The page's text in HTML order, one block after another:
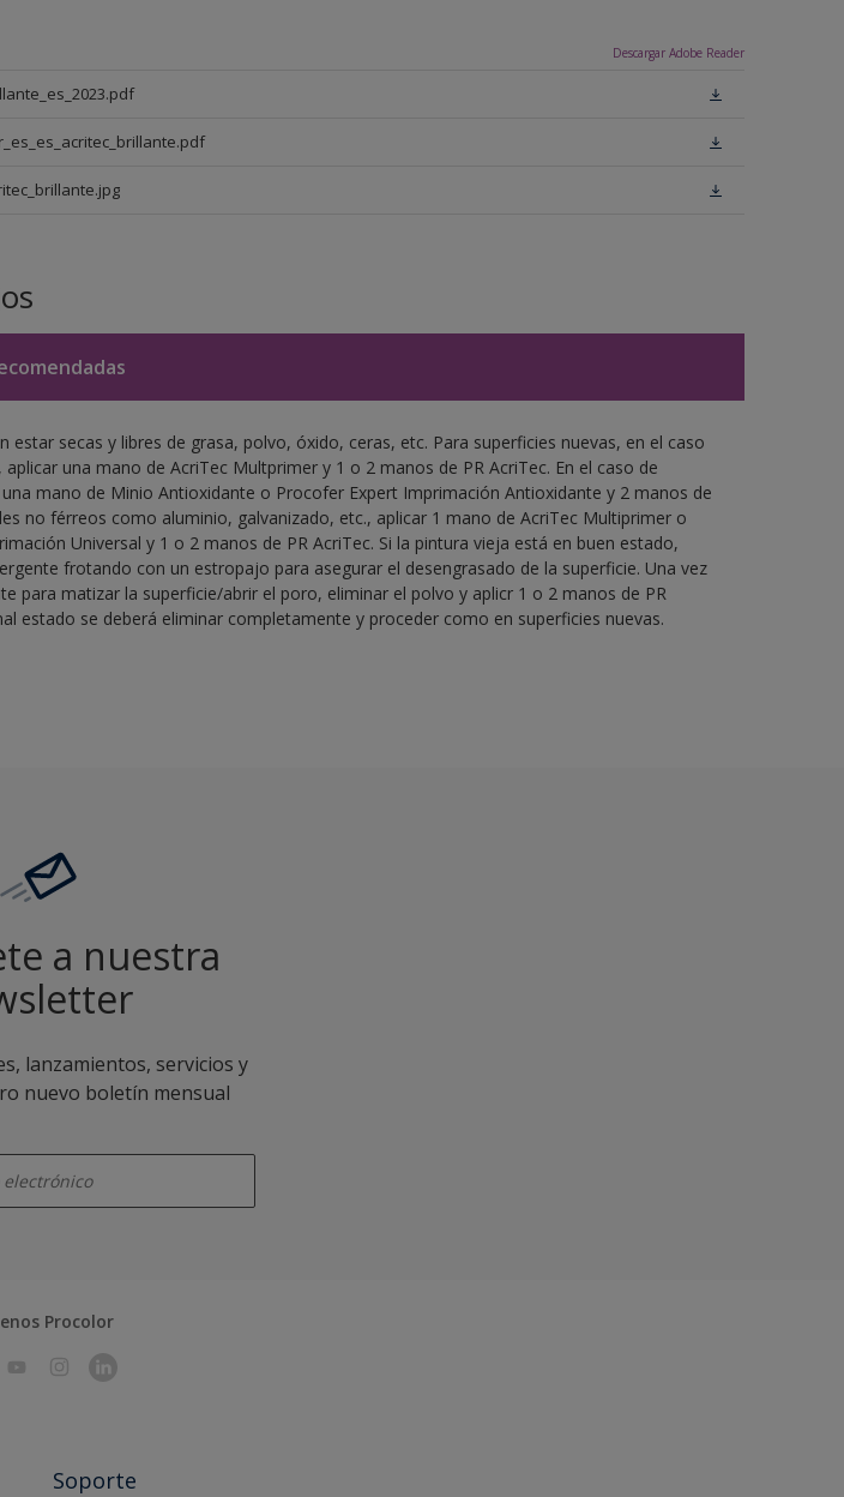
Descargar Adobe Reader
estar secas y libres de grasa, polvo, óxido, ceras, etc. Para superficies nuevas, en el caso
una mano de AcriTec Multprimer y 1 o 2 manos de PR AcriTec. En el caso de
mano de Minio Antioxidante o Procofer Expert Imprimación Antioxidante y 2 manos de
no férreos como aluminio, galvanizado, etc., aplicar 1 mano de AcriTec Multiprimer o
Universal y 1 o 2 manos de PR AcriTec. Si la pintura vieja está en buen estado,
frotando con un estropajo para asegurar el desengrasado de la superficie. Una vez
para matizar la superficie/abrir el poro, eliminar el polvo y aplicr 1 o 2 manos de PR
estado se deberá eliminar completamente y proceder como en superficies nuevas.
a nuestra
lanzamientos, servicios y
nuevo boletín mensual
Procolor
Soporte